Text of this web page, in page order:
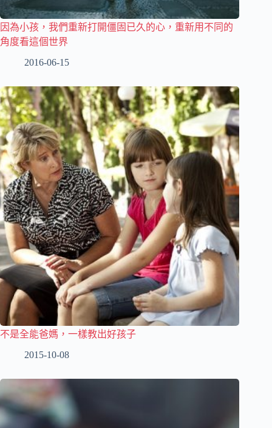
因為小孩，我們重新打開僵固已久的心，重新用不同的
角度看這個世界
2016-06-15
不是全能爸媽，一樣教出好孩子
2015-10-08